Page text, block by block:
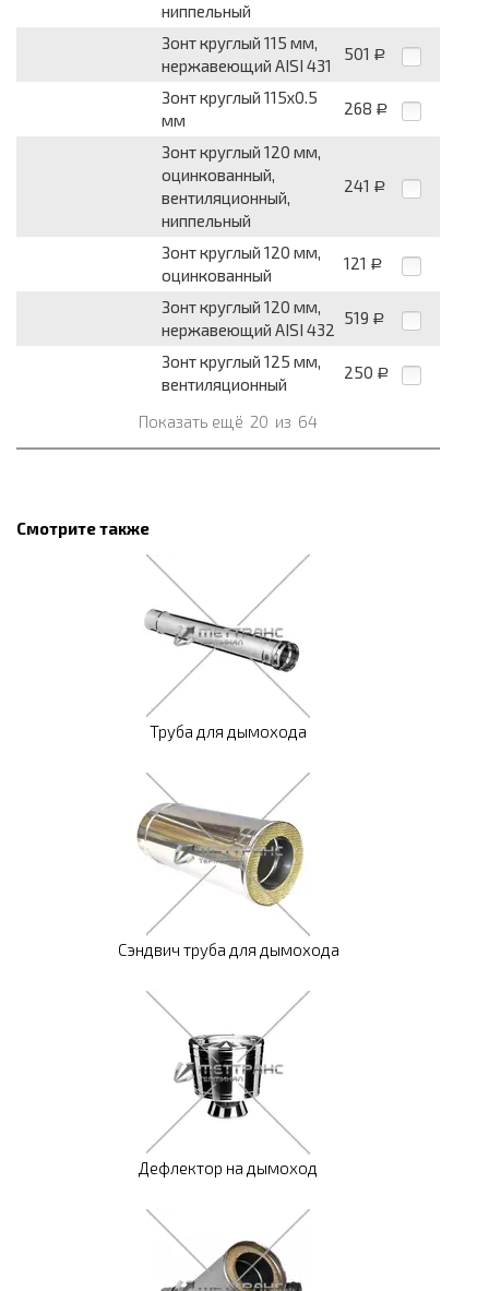
ниппельный
Зонт круглый 115 мм,
нержавеющий AISI 431
501 Р
Зонт круглый 115x0.5
мм
268 Р
Зонт круглый 120 мм,
оцинкованный,
вентиляционный,
ниппельный
241 Р
Зонт круглый 120 мм,
оцинкованный
121 Р
Зонт круглый 120 мм,
нержавеющий AISI 432
519 Р
Зонт круглый 125 мм,
вентиляционный
250 Р
Показать ещё 20 из 64
Смотрите также
Труба для дымохода
Сэндвич труба для дымохода
Дефлектор на дымоход